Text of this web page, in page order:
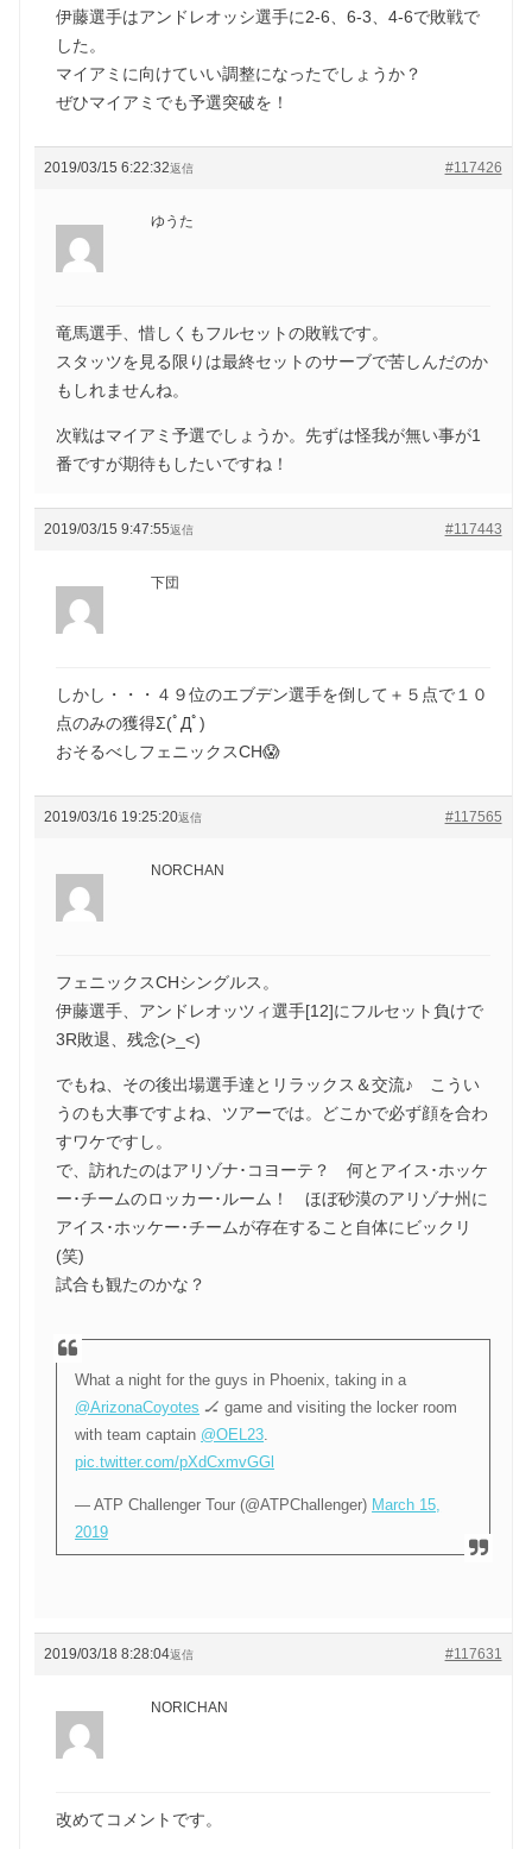
伊藤選手はアンドレオッシ選手に2-6、6-3、4-6で敗戦で
した。
マイアミに向けていい調整になったでしょうか？
ぜひマイアミでも予選突破を！
2019/03/15 6:22:32 #117426
返信
ゆうた
竜馬選手、惜しくもフルセットの敗戦です。
スタッツを見る限りは最終セットのサーブで苦しんだのか
もしれませんね。
次戦はマイアミ予選でしょうか。先ずは怪我が無い事が1
番ですが期待もしたいですね！
2019/03/15 9:47:55 #117443
返信
下団
しかし・・・４９位のエブデン選手を倒して＋５点で１０
点のみの獲得Σ(ﾟДﾟ)
おそるべしフェニックスCH😱
2019/03/16 19:25:20 #117565
返信
NORCHAN
フェニックスCHシングルス。
伊藤選手、アンドレオッツィ選手[12]にフルセット負けで
3R敗退、残念(>_<)
でもね、その後出場選手達とリラックス＆交流♪ こうい
うのも大事ですよね、ツアーでは。どこかで必ず顔を合わ
すワケですし。
で、訪れたのはアリゾナ･コヨーテ？ 何とアイス･ホッケ
ー･チームのロッカー･ルーム！ ほぼ砂漠のアリゾナ州に
アイス･ホッケー･チームが存在すること自体にビックリ
(笑)
試合も観たのかな？
What a night for the guys in Phoenix, taking in a
@ArizonaCoyotes 🏒 game and visiting the locker room
with team captain @OEL23
pic.twitter.com/pXdCxmvGGl
— ATP Challenger Tour (@ATPChallenger) March 15,
2019
2019/03/18 8:28:04 #117631
返信
NORICHAN
改めてコメントです。